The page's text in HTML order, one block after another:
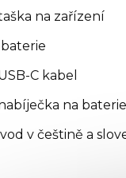
na zařízení
C kabel
na baterie
v češtině a